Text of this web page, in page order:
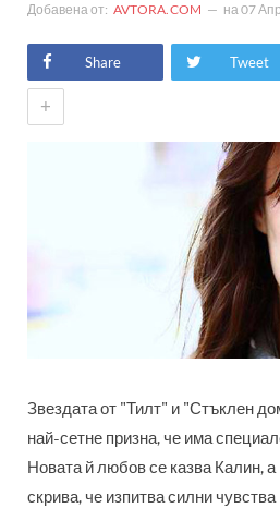
Добавена от: AVTORA.COM на07
Share Tweet
+
Звездата от "Тилт" и "Стъклен
най-сетне призна, че има
Новата й любов се казва Калин, а
скрива, че изпитва силни чувства